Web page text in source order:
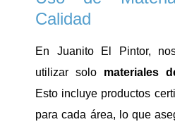
Calidad
En Juanito El Pintor,
utilizar solo materiales
Esto incluye productos
para cada área, lo que